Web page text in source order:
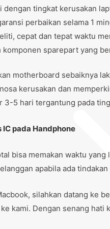
dengan tingkat kerusakan
perbaikan selama 1
cepat dan tepat waktu
komponen sparepart yang
motherboard sebaiknya
kerusakan dan
3-5 hari tergantung pada
pada Handphone
bisa memakan waktu
apabila ada
silahkan datang ke
kami. Dengan senang hati